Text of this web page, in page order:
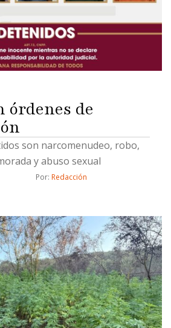
órdenes de
son narcomenudeo, robo,
y abuso sexual
Por: Redacción